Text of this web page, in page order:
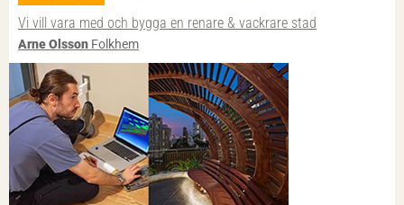
Vi vill vara med och bygga en renare & vackrare stad
Arne Olsson Folkhem